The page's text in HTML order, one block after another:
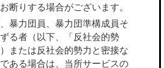
断りする場合がございます。
暴力団員、暴力団準構成員そ
る者（以下、「反社会的勢
または反社会的勢力と密接な
ある場合は、当所サービスの